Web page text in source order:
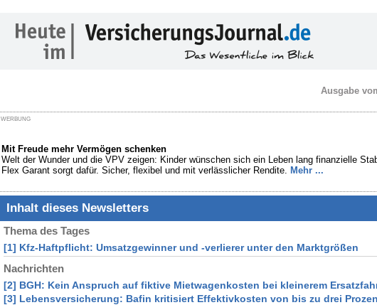
Ausgabe
WERBUNG
Mit Freude mehr Vermögen schenken
Welt der Wunder und die VPV zeigen: Kinder wünschen sich ein Leben lang finanzielle
Flex Garant sorgt dafür. Sicher, flexibel und mit verlässlicher Rendite. Mehr ...
Inhalt dieses Newsletters
Thema des Tages
[1] Kfz-Haftpflicht: Umsatzgewinner und -verlierer unter den Marktgrößen
Nachrichten
[2] BGH: Kein Anspruch auf fiktive Mietwagenkosten bei kleinerem
[3] Lebensversicherung: Bafin kritisiert Effektivkosten von bis zu drei